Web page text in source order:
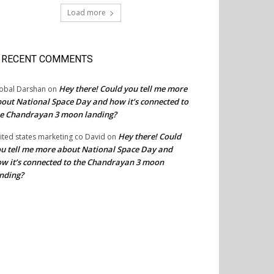
Load more
RECENT COMMENTS
Darshan on Hey there! Could you tell me more
National Space Day and how it’s connected to
Chandrayan 3 moon landing?
states marketing co David on Hey there! Could
tell me more about National Space Day and
it’s connected to the Chandrayan 3 moon